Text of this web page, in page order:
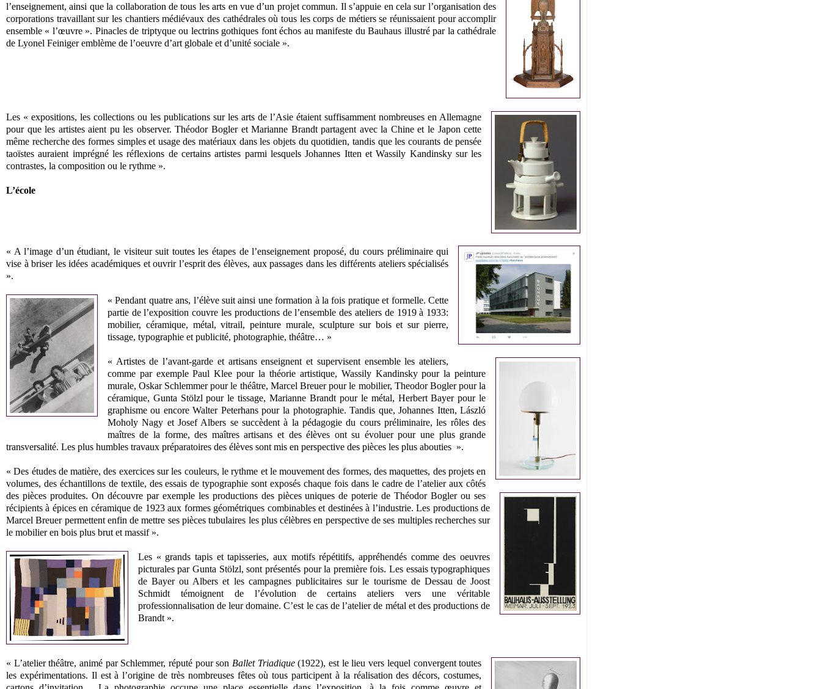
l’enseignement, ainsi que la collaboration de tous les arts en vue d’un projet commun. Il s’appuie en cela sur l’organisation des
corporations travaillant sur les chantiers médiévaux des cathédrales où tous les corps de métiers se réunissaient pour accomplir
ensemble « l’œuvre ». Pinacles de triptyque ou lectrins gothiques font échos au manifeste du Bauhaus illustré par la cathédrale
de Lyonel Feiniger emblème de l’oeuvre d’art globale et d’unité sociale ».
Les « expositions, les collections ou les publications sur les arts de l’Asie étaient suffisamment nombreuses en Allemagne
pour que les artistes aient pu les observer. Théodor Bogler et Marianne Brandt partagent avec la Chine et le Japon cette
même recherche des formes simples et usage des matériaux dans les objets du quotidien, tandis que les courants de pensée
taoïstes auraient imprégné les réflexions de certains artistes parmi lesquels Johannes Itten et Wassily Kandinsky sur les
contrastes, la composition ou le rythme ».
L’école
« A l’image d’un étudiant, le visiteur suit toutes les étapes de l’enseignement proposé, du cours préliminaire qui
vise à briser les idées académiques et ouvrir l’esprit des élèves, aux passages dans les différents ateliers spécialisés
».
« Pendant quatre ans, l’élève suit ainsi une formation à la fois pratique et formelle. Cette
partie de l’exposition couvre les productions de l’ensemble des ateliers de 1919 à 1933:
mobilier, céramique, métal, vitrail, peinture murale, sculpture sur bois et sur pierre,
tissage, typographie et publicité, photographie, théâtre… »
« Artistes de l’avant-garde et artisans enseignent et supervisent ensemble les ateliers,
comme par exemple Paul Klee pour la théorie artistique, Wassily Kandinsky pour la peinture
murale, Oskar Schlemmer pour le théâtre, Marcel Breuer pour le mobilier, Theodor Bogler pour la
céramique, Gunta Stölzl pour le tissage, Marianne Brandt pour le métal, Herbert Bayer pour le
graphisme ou encore Walter Peterhans pour la photographie. Tandis que, Johannes Itten, László
Moholy Nagy et Josef Albers se succèdent à la pédagogie du cours préliminaire, les rôles des
maîtres de la forme, des maîtres artisans et des élèves ont su évoluer pour une plus grande
transversalité. Les plus humbles travaux préparatoires des élèves sont mis en perspective des pièces les plus abouties ».
« Des études de matière, des exercices sur les couleurs, le rythme et le mouvement des formes, des maquettes, des projets en
volumes, des échantillons de textile, des essais de typographie sont exposés chaque fois dans le cadre de l’atelier aux côtés
des pièces produites. On découvre par exemple les productions des pièces uniques de poterie de Théodor Bogler ou ses
récipients à épices en céramique de 1923 aux formes géométriques combinables et destinées à l’industrie. Les productions de
Marcel Breuer permettent enfin de mettre ses pièces tubulaires les plus célèbres en perspective de ses multiples recherches sur
le mobilier en bois plus brut et massif ».
Les « grands tapis et tapisseries, aux motifs répétitifs, appréhendés comme des oeuvres
picturales par Gunta Stölzl, sont présentés pour la première fois. Les essais typographiques
de Bayer ou Albers et les campagnes publicitaires sur le tourisme de Dessau de Joost
Schmidt témoignent de l’évolution de certains ateliers vers une véritable
professionnalisation de leur domaine. C’est le cas de l’atelier de métal et des productions de
Brandt ».
« L’atelier théâtre, animé par Schlemmer, réputé pour son Ballet Triadique(1922), est le lieu vers lequel convergent toutes
les expérimentations. Il est à l’origine de très nombreuses fêtes où tous participent à la réalisation des décors, costumes,